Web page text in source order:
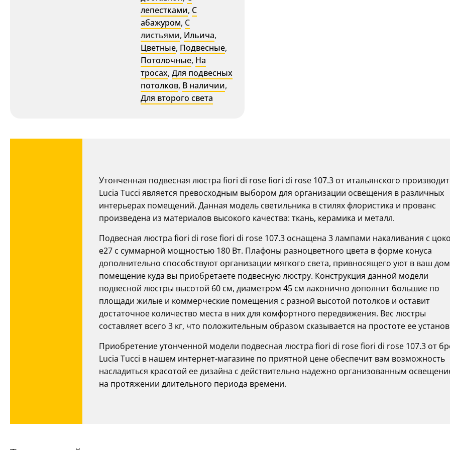
лепестками, С
абажуром, С
листьями, Ильича,
Цветные, Подвесные,
Потолочные, На
тросах, Для подвесных
потолков, В наличии,
Для второго света
Утонченная подвесная люстра fiori di rose fiori di rose 107.3 от итальянского
Lucia Tucci является превосходным выбором для организации освещения в различных
интерьерах помещений. Данная модель светильника в стилях флористика и прованс
произведена из материалов высокого качества: ткань, керамика и металл.
Подвесная люстра fiori di rose fiori di rose 107.3 оснащена 3 лампами накаливания с
e27 с суммарной мощностью 180 Вт. Плафоны разноцветного цвета в форме конуса
дополнительно способствуют организации мягкого света, привносящего уют в ваш
помещение куда вы приобретаете подвесную люстру. Конструкция данной модели
подвесной люстры высотой 60 см, диаметром 45 см лаконично дополнит большие по
площади жилые и коммерческие помещения с разной высотой потолков и оставит
достаточное количество места в них для комфортного передвижения. Вес люстры
составляет всего 3 кг, что положительным образом сказывается на простоте ее
Приобретение утонченной модели подвесная люстра fiori di rose fiori di rose 107.3 от
Lucia Tucci в нашем интернет-магазине по приятной цене обеспечит вам возможность
насладиться красотой ее дизайна с действительно надежно организованным
на протяжении длительного периода времени.